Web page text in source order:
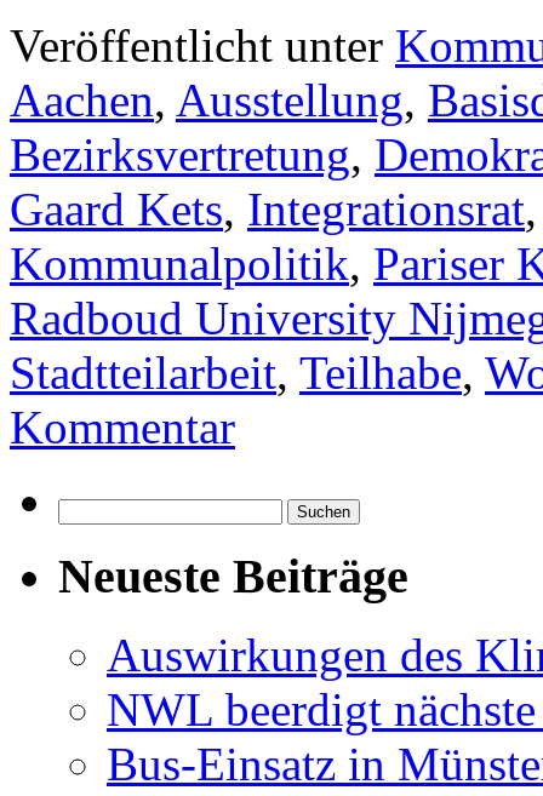
Veröffentlicht unter
Aachen, Ausstellung,
Bezirksvertretung,
Gaard Kets, Integrationsrat
Kommunalpolitik, Pariser
Radboud University
Stadtteilarbeit, Teilhabe,
Kommentar
nach:
Neueste Beiträge
Auswirkungen des
NWL beerdigt
Bus-Einsatz in